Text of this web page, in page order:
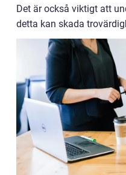
Det är också viktigt att
detta kan skada